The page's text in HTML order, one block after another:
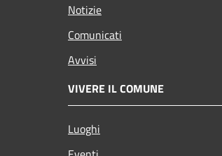
Notizie
Comunicati
Avvisi
VIVERE IL COMUNE
Luoghi